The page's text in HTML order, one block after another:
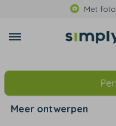
Met
Meer ontwerpen